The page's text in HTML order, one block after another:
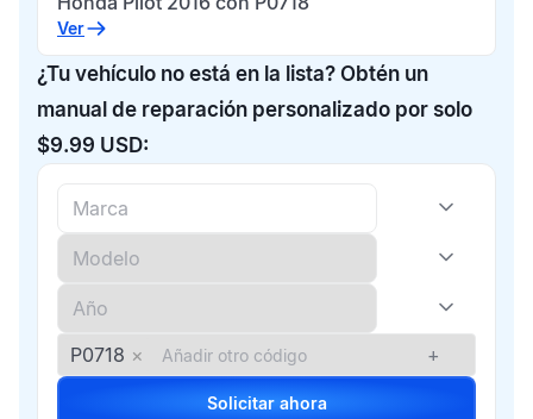
Ver
¿Tu vehículo no está en la lista? Obtén un
manual de reparación personalizado por solo
$9.99 USD:
P0718 × +
Solicitar ahora